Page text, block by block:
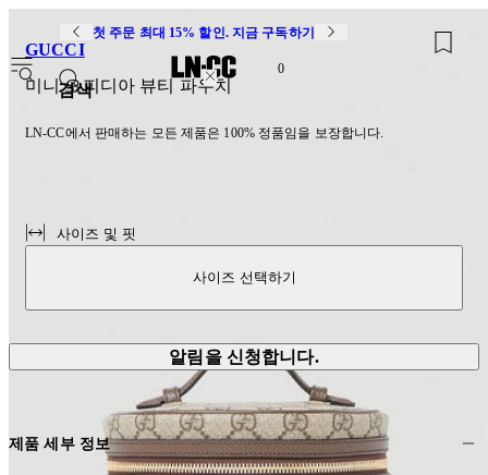
첫 주문 최대 15% 할인. 지금 구독하기
검색
0
GUCCI
미니 오피디아 뷰티 파우치
LN-CC에서 판매하는 모든 제품은 100% 정품임을 보장합니다.
사이즈 및 핏
사이즈 선택하기
알림을 신청합니다.
제품 세부 정보